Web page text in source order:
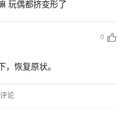
玩偶都挤变形了
0
，恢复原状。
论